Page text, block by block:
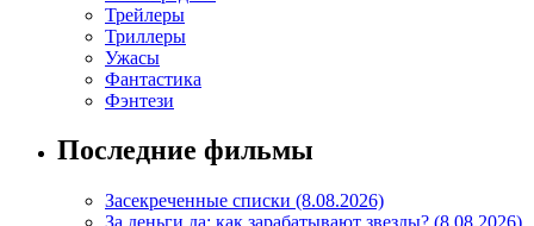
Трейлеры
Триллеры
Ужасы
Фантастика
Фэнтези
Последние фильмы
Засекреченные списки (8.08.2026)